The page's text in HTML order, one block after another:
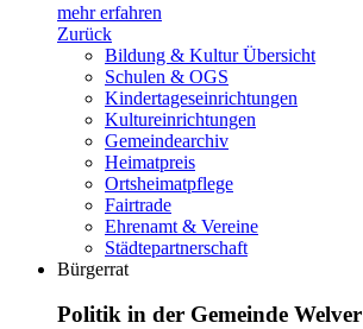
mehr erfahren
Zurück
Bildung & Kultur Übersicht
Schulen & OGS
Kindertageseinrichtungen
Kultureinrichtungen
Gemeindearchiv
Heimatpreis
Ortsheimatpflege
Fairtrade
Ehrenamt & Vereine
Städtepartnerschaft
Bürgerrat
Politik in der Gemeinde Welver